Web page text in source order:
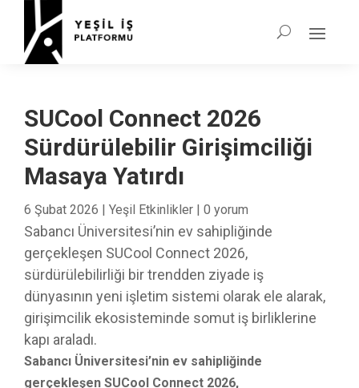
SUCool Connect 2026
Sürdürülebilir Girişimciliği
Masaya Yatırdı
6 Şubat 2026 | Yeşil Etkinlikler | 0 yorum
Sabancı Üniversitesi’nin ev sahipliğinde
gerçekleşen SUCool Connect 2026,
sürdürülebilirliği bir trendden ziyade iş
dünyasının yeni işletim sistemi olarak ele alarak,
girişimcilik ekosisteminde somut iş birliklerine
kapı araladı.
Sabancı Üniversitesi’nin ev sahipliğinde
gerçekleşen SUCool Connect 2026,